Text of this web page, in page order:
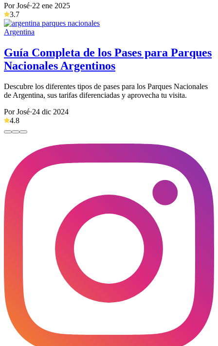
Por José·22 ene 2025
3.7
Argentina
Guía Completa de los Pases para Parques
Nacionales Argentinos
Descubre los diferentes tipos de pases para los Parques Nacionales
de Argentina, sus tarifas diferenciadas y aprovecha tu visita.
Por José·24 dic 2024
4.8